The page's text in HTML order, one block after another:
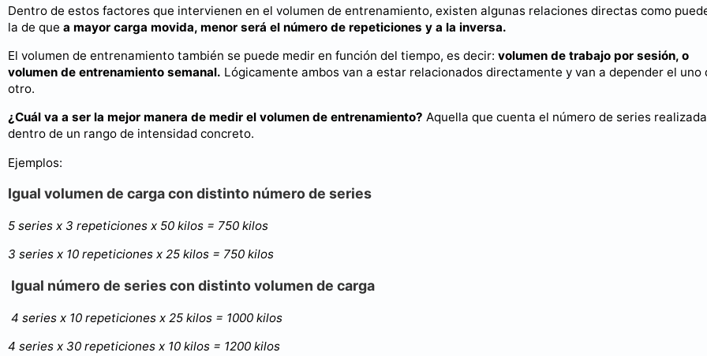
Dentro de estos factores que intervienen en el volumen de entrenamiento, existen algunas relaciones directas como
la de que a mayor carga movida, menor será el número de repeticiones y a la inversa.
El volumen de entrenamiento también se puede medir en función del tiempo, es decir: volumen de trabajo por sesión, o
volumen de entrenamiento semanal. Lógicamente ambos van a estar relacionados directamente y van a depender el uno
otro.
¿Cuál va a ser la mejor manera de medir el volumen de entrenamiento? Aquella que cuenta el número de series
dentro de un rango de intensidad concreto.
Ejemplos:
Igual volumen de carga con distinto número de series
5 series x 3 repeticiones x 50 kilos = 750 kilos
3 series x 10 repeticiones x 25 kilos = 750 kilos
Igual número de series con distinto volumen de carga
4 series x 10 repeticiones x 25 kilos = 1000 kilos
4 series x 30 repeticiones x 10 kilos = 1200 kilos